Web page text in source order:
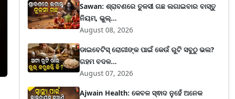
Sawan: ଶ୍ରାବଣରେ ତୁଳସୀ ଗଛ ଲଗାଇବାର ବାସ୍ତୁ
ନିୟମ, ଭୁଲ୍...
August 08, 2026
ଡାଇବେଟିସ୍ ରୋଗୀଙ୍କ ପାଇଁ କେଉଁ ରୁଟି ସବୁଠୁ ଭଲ?
ଗହମ ବଦଳ...
August 07, 2026
Ajwain Health: କେବଳ ସ୍ଵାଦ ନୁହେଁ ଅନେକ